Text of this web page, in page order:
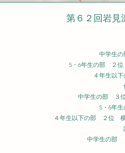
第６２回岩見
中学生
5・6年生の部 ２
４年生以
中学生の部 ３
5・6年
４年生以下の部 ２位
中学生の部
６位 佐